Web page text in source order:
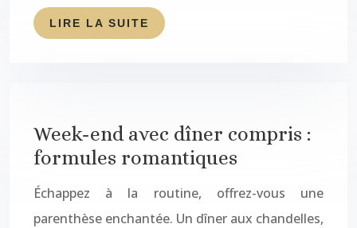
LIRE LA SUITE
Week-end avec dîner compris :
formules romantiques
Échappez à la routine, offrez-vous une
parenthèse enchantée. Un dîner aux chandelles,